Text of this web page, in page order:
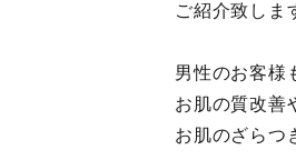
ご紹介致しま
男性のお客様
お肌の質改善
お肌のざらつ